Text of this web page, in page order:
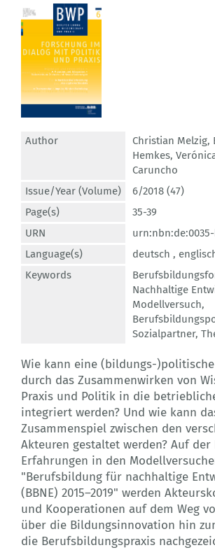
Author Christian Melzig,
Hemkes,
Caruncho
Issue/Year (Volume)
6/2018 (47)
Page(s)
35-39
URN
Language(s)
deutsch ,
Keywords
Nachhaltige
Modellversuch,
Sozialpartner,
Wie kann eine (bildungs-
durch das Zusammenwirken von
Praxis und Politik in die
integriert werden? Und wie kann
Zusammenspiel zwischen den
Akteuren gestaltet werden? Auf der
Erfahrungen in den
"Berufsbildung für nachhaltige
(BBNE) 2015–2019" werden
und Kooperationen auf dem Weg
über die Bildungsinnovation hin
die Berufsbildungspraxis